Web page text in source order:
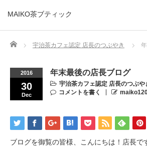
MAIKO茶ブティック
Home 宇治茶カフェ認定 店長のつぶやき
2016
30
Dec
年末最後の店長ブログ
宇治茶カフェ認定 店長のつぶや
コメントを書く
ブログを御覧の皆様、こんにちは！店長で